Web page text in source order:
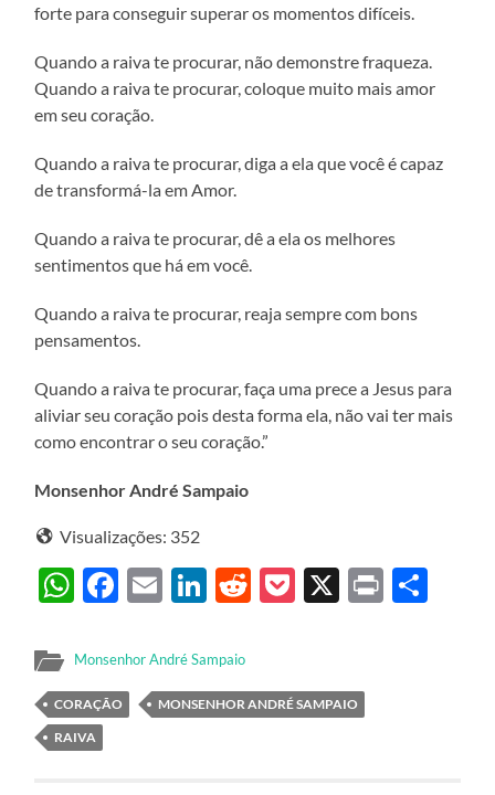
forte para conseguir superar os momentos difíceis.
Quando a raiva te procurar, não demonstre fraqueza.
Quando a raiva te procurar, coloque muito mais amor
em seu coração.
Quando a raiva te procurar, diga a ela que você é capaz
de transformá-la em Amor.
Quando a raiva te procurar, dê a ela os melhores
sentimentos que há em você.
Quando a raiva te procurar, reaja sempre com bons
pensamentos.
Quando a raiva te procurar, faça uma prece a Jesus para
aliviar seu coração pois desta forma ela, não vai ter mais
como encontrar o seu coração.”
Monsenhor André Sampaio
Visualizações: 352
WhatsApp
Facebook
EmailLinkedIn
Reddit
Pocket
X Print
Monsenhor André Sampaio
CORAÇÃO
MONSENHOR ANDRÉ SAMPAIO
RAIVA